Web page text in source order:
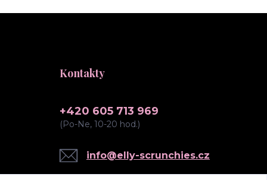
Kontakty
+420 605 713 969
(Po-Ne, 10-20 hod.)
info@elly-scrunchies.cz